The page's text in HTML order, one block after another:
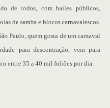
de todos, com bailes públicos,
de samba e blocos carnavalescos.
Paulo, quem gosta de um carnaval
para descontração, vem para
entre 35 a 40 mil foliões por dia.